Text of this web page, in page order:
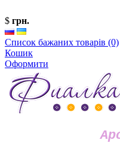
$ грн.
Список бажаних товарів (0)
Кошик
Оформити